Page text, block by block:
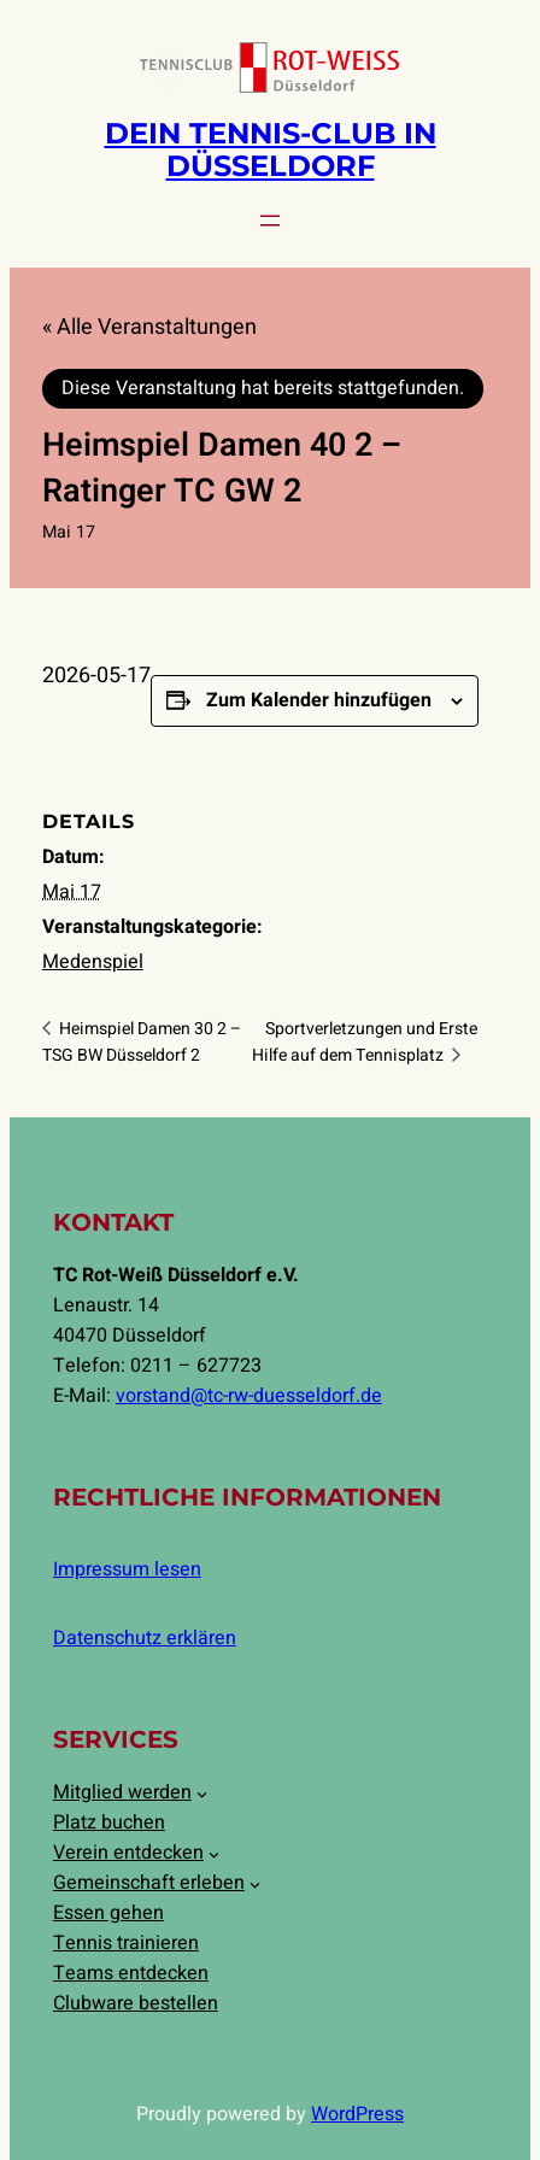
DEIN TENNIS-CLUB IN
DÜSSELDORF
« Alle Veranstaltungen
Diese Veranstaltung hat bereits stattgefunden.
Heimspiel Damen 40 2 –
Ratinger TC GW 2
Mai 17
2026-05-17
Zum Kalender hinzufügen
DETAILS
Datum:
Mai 17
Veranstaltungskategorie:
Medenspiel
Heimspiel Damen 30 2 –
TSG BW Düsseldorf 2
Sportverletzungen und Erste
Hilfe auf dem Tennisplatz
KONTAKT
TC Rot-Weiß Düsseldorf e.V.
Lenaustr. 14
40470 Düsseldorf
Telefon: 0211 – 627723
E-Mail:vorstand@tc-rw-duesseldorf.de
RECHTLICHE INFORMATIONEN
Impressum lesen
Datenschutz erklären
SERVICES
Mitglied werden
Platz buchen
Verein entdecken
Gemeinschaft erleben
Essen gehen
Tennis trainieren
Teams entdecken
Clubware bestellen
Proudly powered by WordPress